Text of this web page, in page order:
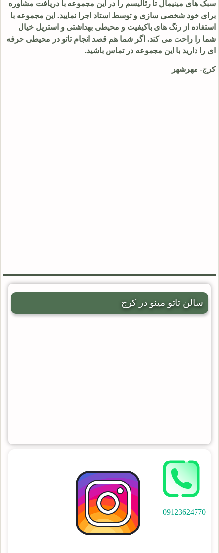
سبک‌ های مینیمال تا رئالیسم را در این مجموعه با دریافت مشاوره
برای خود شخصی سازی و توسط استاد اجرا نمایید. این مجموعه با
استفاده از رنگ های باکیفیت و محیطی بهداشتی و استریل خیال
شما را راحت می کند. اگر شما هم قصد انجام تاتو در محیطی حرفه
ای را دارید با این مجموعه در تماس باشید.
کرج- مهرشهر
سالن تاتو مینو در کرج
09123624770